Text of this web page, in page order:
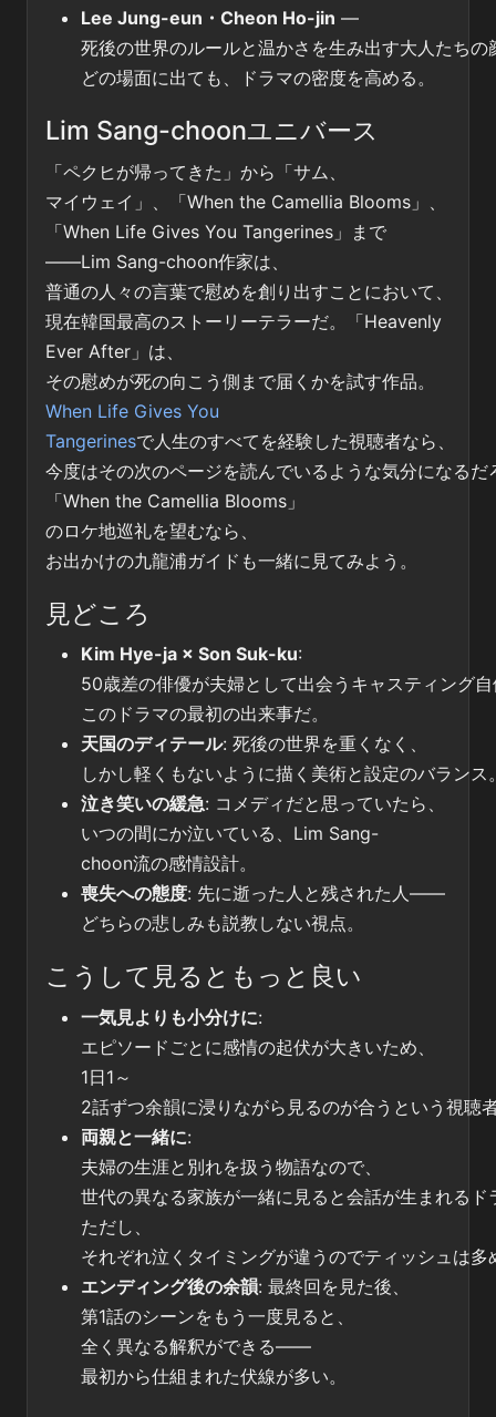
Lee Jung-eun・Cheon Ho-jin —
死後の世界のルールと温かさを生み出す大人たちの
どの場面に出ても、ドラマの密度を高める。
Lim Sang-choonユニバース
「ペクヒが帰ってきた」から「サム、
マイウェイ」、「When the Camellia Blooms」、
「When Life Gives You Tangerines」まで
――Lim Sang-choon作家は、
普通の人々の言葉で慰めを創り出すことにおいて、
現在韓国最高のストーリーテラーだ。「Heavenly
Ever After」は、
その慰めが死の向こう側まで届くかを試す作品。
When Life Gives You
Tangerinesで人生のすべてを経験した視聴者なら、
今度はその次のページを読んでいるような気分になるだ
「When the Camellia Blooms」
のロケ地巡礼を望むなら、
お出かけの九龍浦ガイドも一緒に見てみよう。
見どころ
Kim Hye-ja × Son Suk-ku:
50歳差の俳優が夫婦として出会うキャスティング
このドラマの最初の出来事だ。
天国のディテール: 死後の世界を重くなく、
しかし軽くもないように描く美術と設定のバランス
泣き笑いの緩急: コメディだと思っていたら、
いつの間にか泣いている、Lim Sang-
choon流の感情設計。
喪失への態度: 先に逝った人と残された人――
どちらの悲しみも説教しない視点。
こうして見るともっと良い
一気見よりも小分けに:
エピソードごとに感情の起伏が大きいため、
1日1～
2話ずつ余韻に浸りながら見るのが合うという視聴
両親と一緒に:
夫婦の生涯と別れを扱う物語なので、
世代の異なる家族が一緒に見ると会話が生まれるド
ただし、
それぞれ泣くタイミングが違うのでティッシュは多
エンディング後の余韻: 最終回を見た後、
第1話のシーンをもう一度見ると、
全く異なる解釈ができる――
最初から仕組まれた伏線が多い。